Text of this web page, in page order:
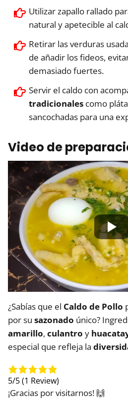
Utilizar zapallo rallado
natural y apetecible al
Retirar las verduras
de añadir los fideos,
demasiado fuertes.
Servir el caldo con
tradicionales como
sancochadas para una
Video de
¿Sabías que el Caldo de Pollo
por su sazonado único?
amarillo, culantro y
especial que refleja la
5/5(1 Review)
¡Gracias por visitarnos! 🙌